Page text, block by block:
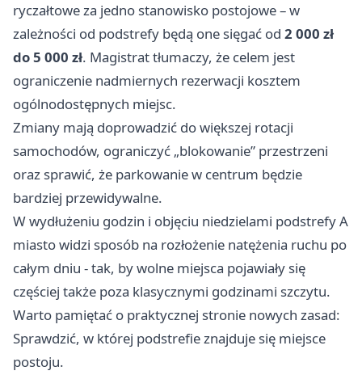
ryczałtowe za jedno stanowisko postojowe – w
zależności od podstrefy będą one sięgać od 2 000 zł
do 5 000 zł. Magistrat tłumaczy, że celem jest
ograniczenie nadmiernych rezerwacji kosztem
ogólnodostępnych miejsc.
Zmiany mają doprowadzić do większej rotacji
samochodów, ograniczyć „blokowanie” przestrzeni
oraz sprawić, że parkowanie w centrum będzie
bardziej przewidywalne.
W wydłużeniu godzin i objęciu niedzielami podstrefy A
miasto widzi sposób na rozłożenie natężenia ruchu po
całym dniu - tak, by wolne miejsca pojawiały się
częściej także poza klasycznymi godzinami szczytu.
Warto pamiętać o praktycznej stronie nowych zasad:
Sprawdzić, w której podstrefie znajduje się miejsce
postoju.